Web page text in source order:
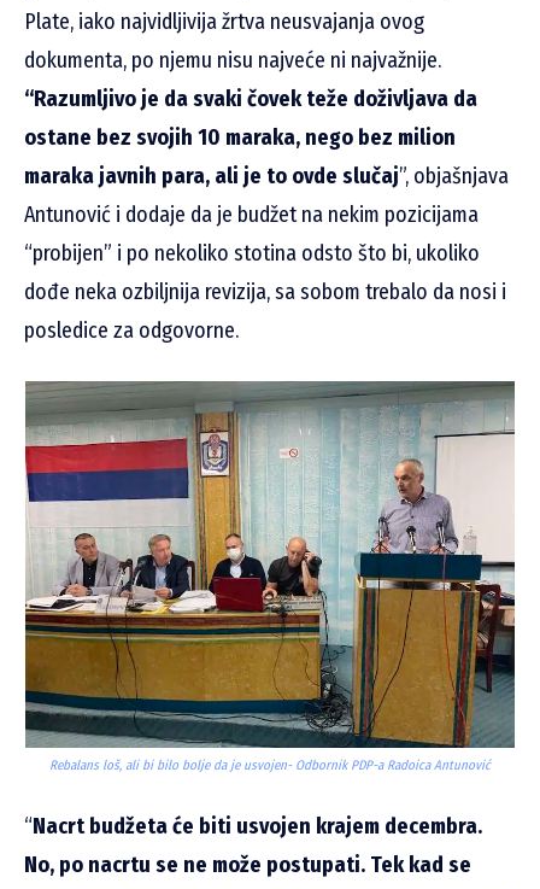
Plate, iako najvidljivija žrtva neusvajanja ovog
dokumenta, po njemu nisu najveće ni najvažnije.
“Razumljivo je da svaki čovek teže doživljava da
ostane bez svojih 10 maraka, nego bez milion
maraka javnih para, ali je to ovde slučaj”, objašnjava
Antunović i dodaje da je budžet na nekim pozicijama
“probijen” i po nekoliko stotina odsto što bi, ukoliko
dođe neka ozbiljnija revizija, sa sobom trebalo da nosi i
posledice za odgovorne.
Rebalans loš, ali bi bilo bolje da je usvojen- Odbornik PDP-a Radoica Antunović
“Nacrt budžeta će biti usvojen krajem decembra.
No, po nacrtu se ne može postupati. Tek kad se